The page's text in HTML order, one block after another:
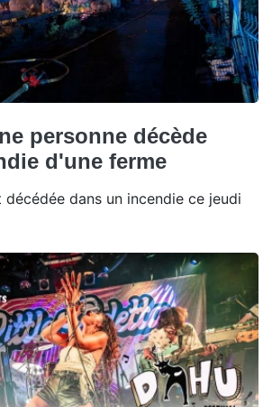
personne décède
d'une ferme
décédée dans un incendie ce jeudi